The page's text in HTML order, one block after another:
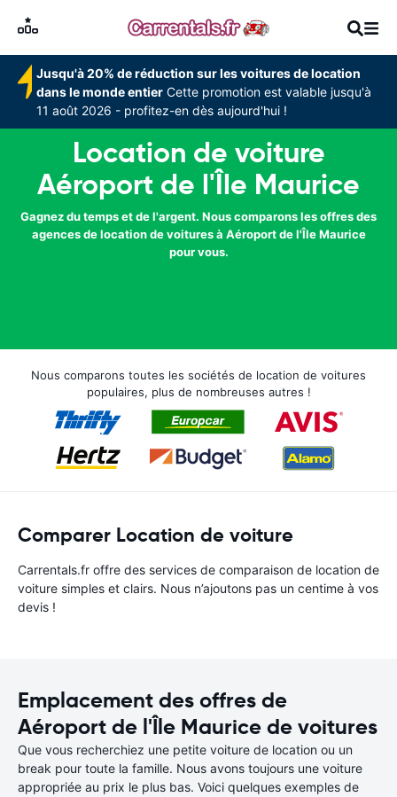
Jusqu'à 20% de réduction sur les voitures de location
dans le monde entier Cette promotion est valable jusqu'à
11 août 2026 - profitez-en dès aujourd'hui !
Location de voiture
Aéroport de l'Île Maurice
Gagnez du temps et de l'argent. Nous comparons les offres des
agences de location de voitures à Aéroport de l'Île Maurice
pour vous.
Nous comparons toutes les sociétés de location de voitures
populaires, plus de nombreuses autres !
Comparer Location de voiture
Carrentals.fr offre des services de comparaison de location de
voiture simples et clairs. Nous n’ajoutons pas un centime à vos
devis !
Emplacement des offres de
Aéroport de l'Île Maurice de voitures
Que vous recherchiez une petite voiture de location ou un
break pour toute la famille. Nous avons toujours une voiture
appropriée au prix le plus bas. Voici quelques exemples de